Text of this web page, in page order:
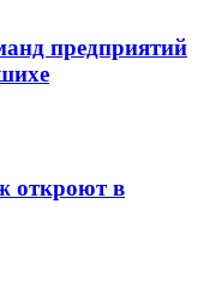
предприятий
откроют в